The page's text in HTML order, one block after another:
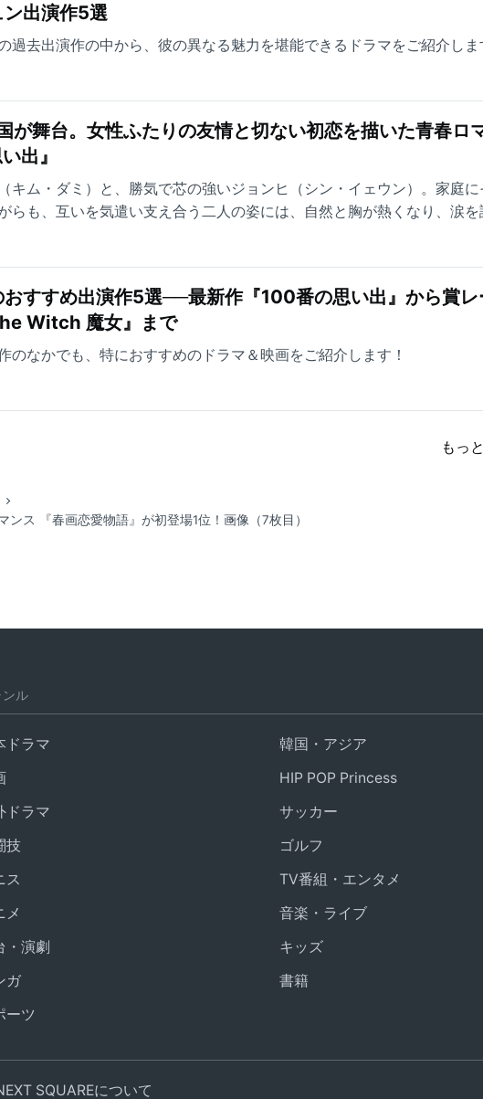
出演作5選
過去出演作の中から、彼の異なる魅力を堪能できるドラマをご紹介しま
が舞台。女性ふたりの友情と切ない初恋を描いた青春ロ
出』
キム・ダミ）と、勝気で芯の強いジョンヒ（シン・イェウン）。家庭に
らも、互いを気遣い支え合う二人の姿には、自然と胸が熱くなり、涙を
おすすめ出演作5選──最新作『100番の思い出』から賞レ
Witch 魔女』まで
のなかでも、特におすすめのドラマ＆映画をご紹介します！
もっ
ンス 『春画恋愛物語』が初登場1位！ 画像（7枚目）
ンル
ドラマ
韓国・アジア
HIP POP Princess
ドラマ
サッカー
技
ゴルフ
ス
TV番組・エンタメ
メ
音楽・ライブ
・演劇
キッズ
ガ
書籍
ーツ
SQUAREについて